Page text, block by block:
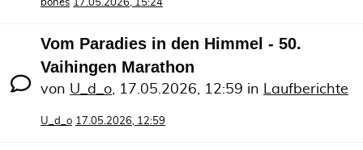
bones 17.05.2026, 15:24
Vom Paradies in den Himmel - 50.
Vaihingen Marathon
von U_d_o, 17.05.2026, 12:59 in Laufberichte
U_d_o 17.05.2026, 12:59